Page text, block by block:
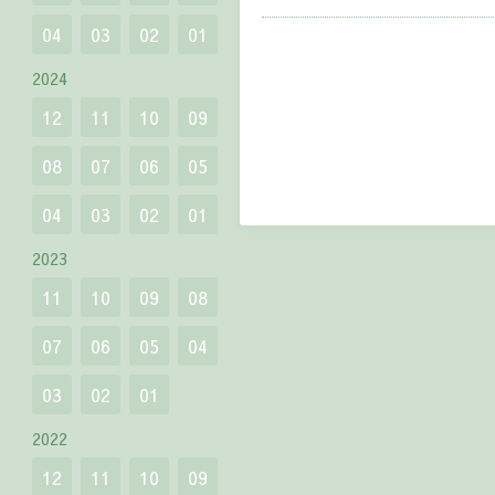
04 03 02 01
2024
12 11 10
09
08
07 06
05
04
03 02 01
2023
11 10 09
08
07
06 05
04
03
02 01
2022
12 11 10 09